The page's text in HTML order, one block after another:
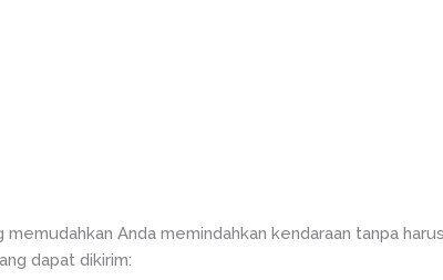
Anda memindahkan kendaraan tanpa
dapat dikirim: